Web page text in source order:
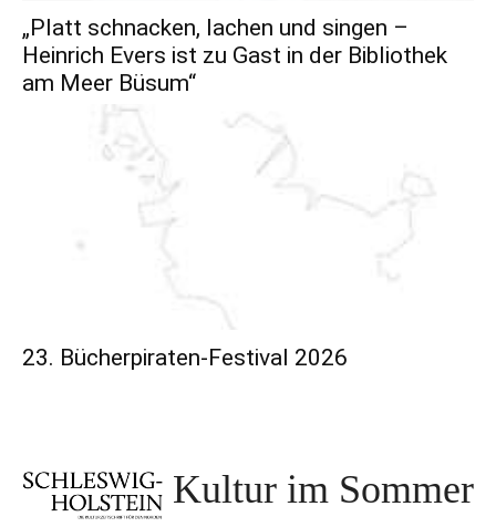
„Platt schnacken, lachen und singen –
Heinrich Evers ist zu Gast in der Bibliothek
am Meer Büsum“
23. Bücherpiraten-Festival 2026
Kultur im Sommer